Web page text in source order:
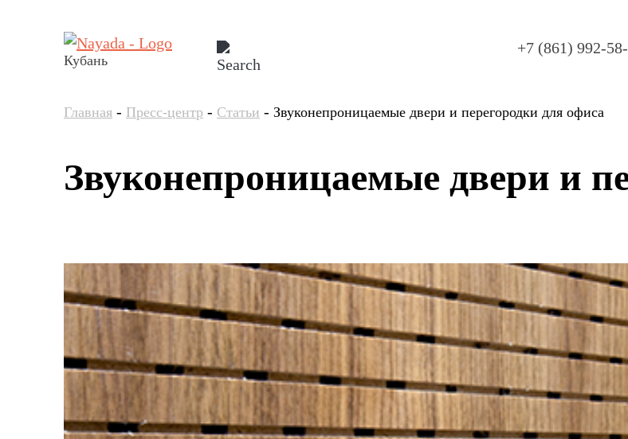
Кубань
+7 (861) 992-
Главная - Пресс-центр - Статьи - Звуконепроницаемые двери и перегородки для офиса
Звуконепроницаемые двери и